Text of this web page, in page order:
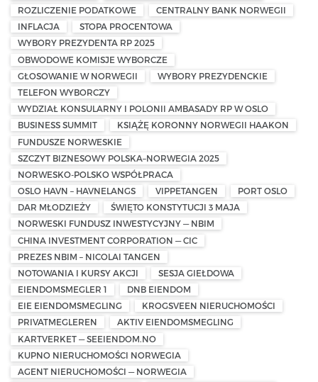
ROZLICZENIE PODATKOWE
CENTRALNY BANK NORWEGII
INFLACJA
STOPA PROCENTOWA
WYBORY PREZYDENTA RP 2025
OBWODOWE KOMISJE WYBORCZE
GŁOSOWANIE W NORWEGII
WYBORY PREZYDENCKIE
TELEFON WYBORCZY
WYDZIAŁ KONSULARNY I POLONII AMBASADY RP W OSLO
BUSINESS SUMMIT
KSIĄŻĘ KORONNY NORWEGII HAAKON
FUNDUSZE NORWESKIE
SZCZYT BIZNESOWY POLSKA–NORWEGIA 2025
NORWESKO-POLSKO WSPÓŁPRACA
OSLO HAVN – HAVNELANGS
VIPPETANGEN
PORT OSLO
DAR MŁODZIEŻY
ŚWIĘTO KONSTYTUCJI 3 MAJA
NORWESKI FUNDUSZ INWESTYCYJNY — NBIM
CHINA INVESTMENT CORPORATION — CIC
PREZES NBIM – NICOLAI TANGEN
NOTOWANIA I KURSY AKCJI
SESJA GIEŁDOWA
EIENDOMSMEGLER 1
DNB EIENDOM
EIE EIENDOMSMEGLING
KROGSVEEN NIERUCHOMOŚCI
PRIVATMEGLEREN
AKTIV EIENDOMSMEGLING
KARTVERKET — SEEIENDOM.NO
KUPNO NIERUCHOMOŚCI NORWEGIA
AGENT NIERUCHOMOŚCI — NORWEGIA